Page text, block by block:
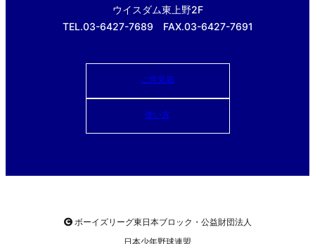
ウイスダム東上野2F
TEL.03-6427-7689 FAX.03-6427-7691
ご意見箱
使い方
ボーイズリーグ東日本ブロック・公益財団法人
日本少年野球連盟